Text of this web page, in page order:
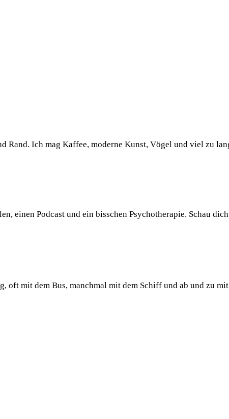
Rand. Ich mag Kaffee, moderne Kunst, Vögel und viel zu
einen Podcast und ein bisschen Psychotherapie. Schau
oft mit dem Bus, manchmal mit dem Schiff und ab und zu